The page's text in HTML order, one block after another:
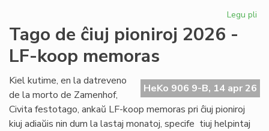
Legu pli
Tago de ĉiuj pioniroj 2026 -
LF-koop memoras
HeKo 906 9-B, 14 apr 26
Kiel kutime, en la datreveno
de la morto de Zamenhof,
Civita festotago, ankaŭ LF-koop memoras pri ĉiuj pioniroj
kiuj adiaŭis nin dum la lastaj monatoj, specife tiuj helpintaj